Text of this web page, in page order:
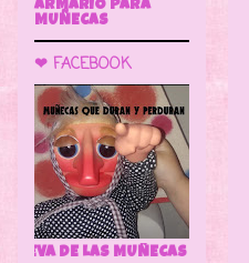
ARMARIO PARA
MUÑECAS
❤ FACEBOOK
🌼 LA